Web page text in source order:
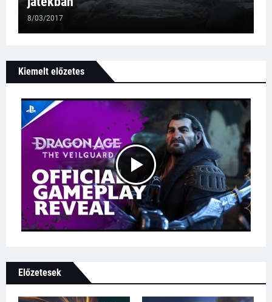
8/03/2017
Kiemelt előzetes
Előzetesek